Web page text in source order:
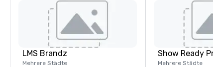
LMS Brandz
Mehrere Städte
Show Ready
Mehrere Städte